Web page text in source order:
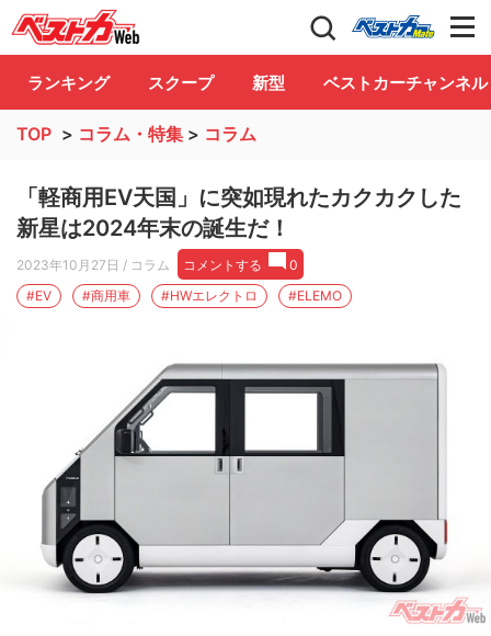
自動車情報誌「ベストカー」 Club
ランキング スクープ 新型 ベストカーチャンネル
TOP > コラム・特集 > コラム
「軽商用EV天国」に突如現れたカクカクした
新星は2024年末の誕生だ！
2023年10月27日 / コラム コメントする
0
#EV
#商用車 #HWエレクトロ #ELEMO